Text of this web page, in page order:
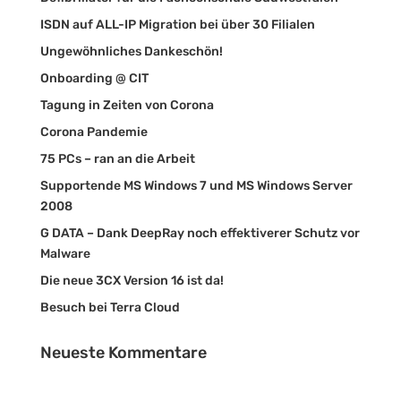
ISDN auf ALL-IP Migration bei über 30 Filialen
Ungewöhnliches Dankeschön!
Onboarding @ CIT
Tagung in Zeiten von Corona
Corona Pandemie
75 PCs – ran an die Arbeit
Supportende MS Windows 7 und MS Windows Server
2008
G DATA – Dank DeepRay noch effektiverer Schutz vor
Malware
Die neue 3CX Version 16 ist da!
Besuch bei Terra Cloud
Neueste Kommentare